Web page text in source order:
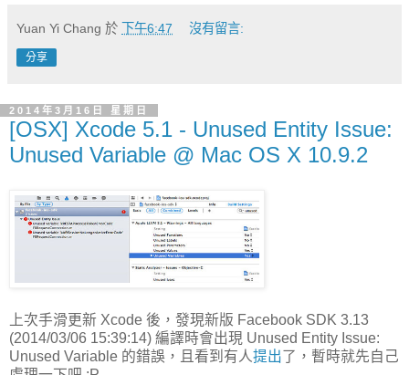
Yuan Yi Chang 於 下午6:47 沒有留言:
分享
2014年3月16日 星期日
[OSX] Xcode 5.1 - Unused Entity Issue:
Unused Variable @ Mac OS X 10.9.2
上次手滑更新 Xcode 後，發現新版 Facebook SDK 3.13
(2014/03/06 15:39:14) 編譯時會出現 Unused Entity Issue:
Unused Variable 的錯誤，且看到有人提出了，暫時就先自己